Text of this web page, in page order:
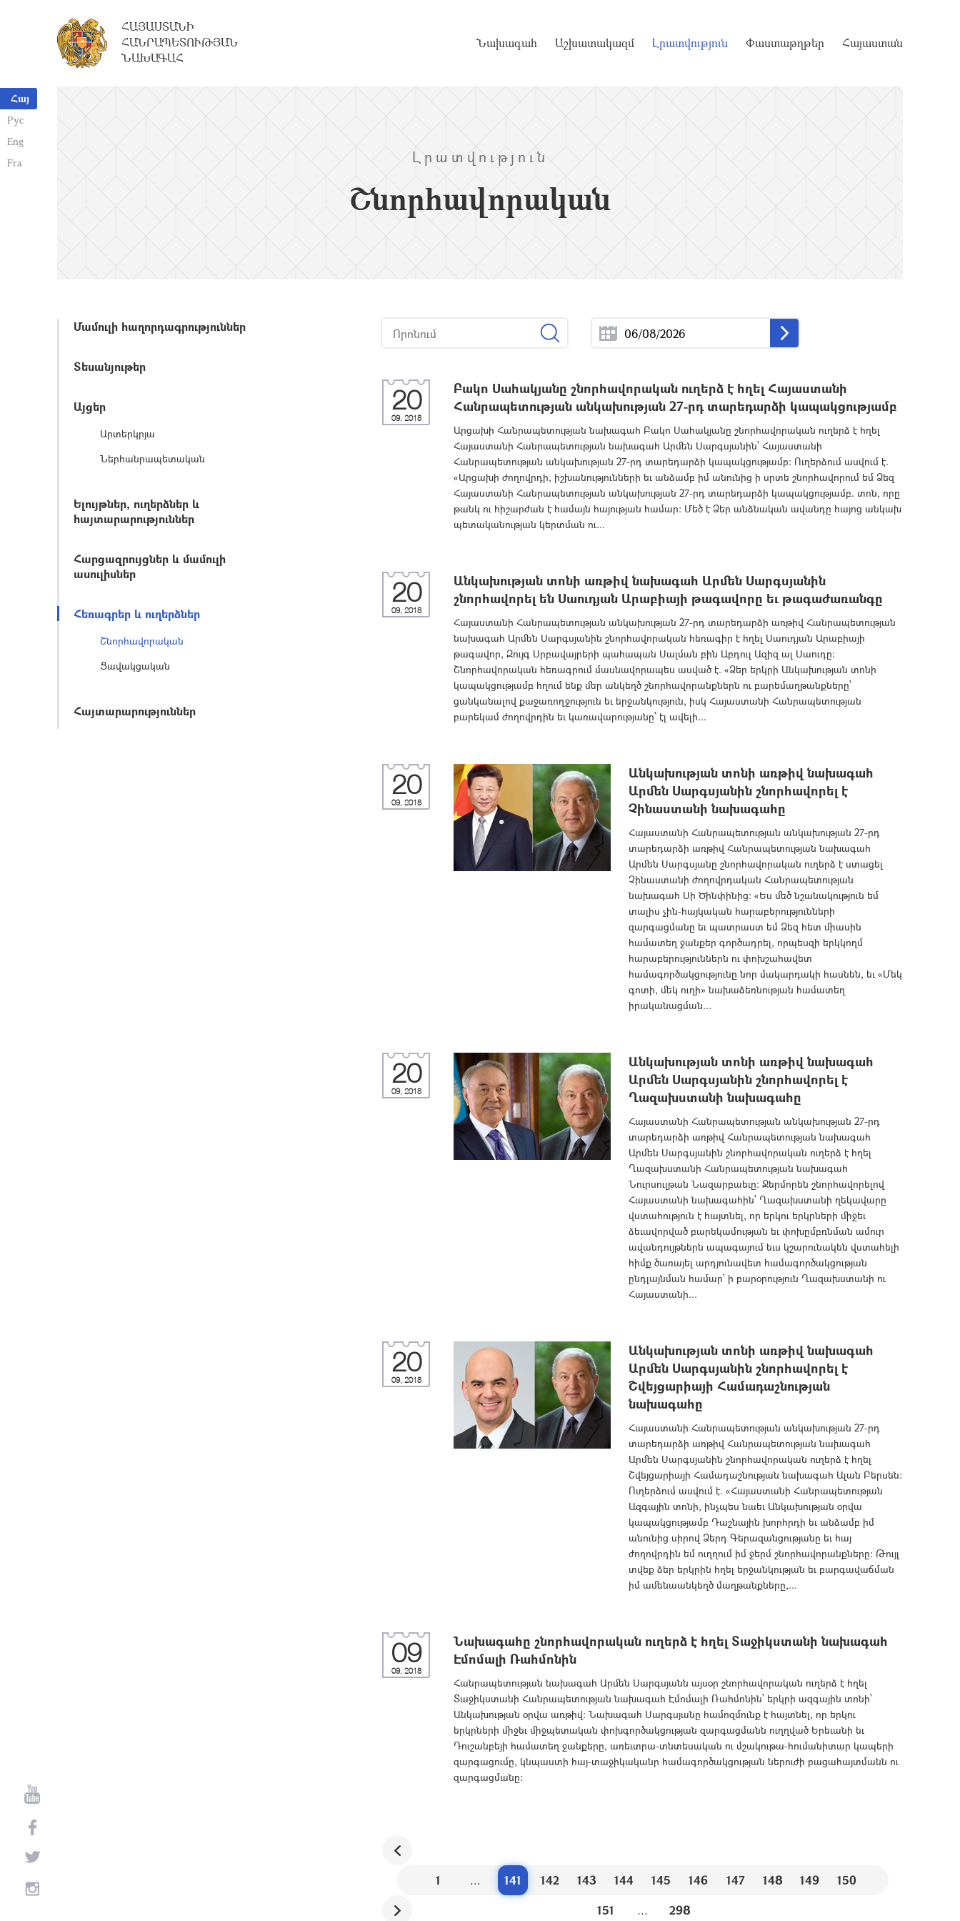
Հայ
Рус
Eng
Fra
ՀԱՅԱՍՏԱՆԻ
ՀԱՆՐԱՊԵՏՈՒԹՅԱՆ
ՆԱԽԱԳԱՀ
Նախագահ Աշխատակազմ Լրատվություն Փաստաթղթեր Հայաստան
Լրատվություն
Շնորհավորական
Մամուլի հաղորդագրություններ
Տեսանյութեր
Այցեր
Արտերկրյա
Ներհանրապետական
Ելույթներ, ուղերձներ և
հայտարարություններ
Հարցազրույցներ և մամուլի
ասուլիսներ
Հեռագրեր և ուղերձներ
Շնորհավորական
Ցավակցական
Հայտարարություններ
20
09, 2018
Բակո Սահակյանը շնորհավորական ուղերձ է հղել Հայաստանի
Հանրապետության անկախության 27-րդ տարեդարձի կապակցությամբ
Արցախի Հանրապետության նախագահ Բակո Սահակյանը շնորհավորական ուղերձ է հղել
Հայաստանի Հանրապետության նախագահ Արմեն Սարգսյանին՝ Հայաստանի
Հանրապետության անկախության 27-րդ տարեդարձի կապակցությամբ: Ուղերձում ասվում է.
«Արցախի ժողովրդի, իշխանությունների եւ անձամբ իմ անունից ի սրտե շնորհավորում եմ Ձեզ
Հայաստանի Հանրապետության անկախության 27-րդ տարեդարձի կապակցությամբ. տոն, որը
թանկ ու հիշարժան է համայն հայության համար: Մեծ է Ձեր անձնական ավանդը հայոց անկախ
պետականության կերտման ու...
20
09, 2018
Անկախության տոնի առթիվ նախագահ Արմեն Սարգսյանին
շնորհավորել են Սաուդյան Արաբիայի թագավորը եւ թագաժառանգը
Հայաստանի Հանրապետության անկախության 27-րդ տարեդարձի առթիվ Հանրապետության
նախագահ Արմեն Սարգսյանին շնորհավորական հեռագիր է հղել Սաուդյան Արաբիայի
թագավոր, Զույգ Սրբավայրերի պահապան Սալման բին Աբդուլ Ազիզ ալ Սաուդը:
Շնորհավորական հեռագրում մասնավորապես ասված է. «Ձեր երկրի Անկախության տոնի
կապակցությամբ հղում ենք մեր անկեղծ շնորհավորանքներն ու բարեմաղթանքները՝
ցանկանալով քաջառողջություն եւ երջանկություն, իսկ Հայաստանի Հանրապետության
բարեկամ ժողովրդին եւ կառավարությանը՝ էլ ավելի...
20
09, 2018
Անկախության տոնի առթիվ նախագահ
Արմեն Սարգսյանին շնորհավորել է
Չինաստանի նախագահը
Հայաստանի Հանրապետության անկախության 27-րդ
տարեդարձի առթիվ Հանրապետության նախագահ
Արմեն Սարգսյանը շնորհավորական ուղերձ է ստացել
Չինաստանի ժողովրդական Հանրապետության
նախագահ Սի Ծինփինից: «Ես մեծ նշանակություն եմ
տալիս չին-հայկական հարաբերությունների
զարգացմանը եւ պատրաստ եմ Ձեզ հետ միասին
համատեղ ջանքեր գործադրել, որպեսզի երկկողմ
հարաբերություններն ու փոխշահավետ
համագործակցությունը նոր մակարդակի հասնեն, եւ «Մեկ
գոտի, մեկ ուղի» նախաձեռնության համատեղ
իրականացման...
20
09, 2018
Անկախության տոնի առթիվ նախագահ
Արմեն Սարգսյանին շնորհավորել է
Ղազախստանի նախագահը
Հայաստանի Հանրապետության անկախության 27-րդ
տարեդարձի առթիվ Հանրապետության նախագահ
Արմեն Սարգսյանին շնորհավորական ուղերձ է հղել
Ղազախստանի Հանրապետության նախագահ
Նուրսուլթան Նազարբաեւը: Ջերմորեն շնորհավորելով
Հայաստանի նախագահին՝ Ղազախստանի ղեկավարը
վստահություն է հայտնել, որ երկու երկրների միջեւ
ձեւավորված բարեկամության եւ փոխըմբռնման ամուր
ավանդույթներն ապագայում եւս կշարունակեն վստահելի
հիմք ծառայել արդյունավետ համագործակցության
ընդլայնման համար՝ ի բարօրություն Ղազախստանի ու
Հայաստանի...
20
09, 2018
Անկախության տոնի առթիվ նախագահ
Արմեն Սարգսյանին շնորհավորել է
Շվեյցարիայի Համադաշնության
նախագահը
Հայաստանի Հանրապետության անկախության 27-րդ
տարեդարձի առթիվ Հանրապետության նախագահ
Արմեն Սարգսյանին շնորհավորական ուղերձ է հղել
Շվեյցարիայի Համադաշնության նախագահ Ալան Բերսեն:
Ուղերձում ասվում է. «Հայաստանի Հանրապետության
Ազգային տոնի, ինչպես նաեւ Անկախության օրվա
կապակցությամբ Դաշնային խորհրդի եւ անձամբ իմ
անունից սիրով Ձերդ Գերազանցությանը եւ հայ
ժողովրդին եմ ուղղում իմ ջերմ շնորհավորանքները: Թույլ
տվեք ձեր երկրին հղել երջանկության եւ բարգավաճման
իմ ամենաանկեղծ մաղթանքները,...
09
09, 2018
Նախագահը շնորհավորական ուղերձ է հղել Տաջիկստանի նախագահ
Էմոմալի Ռահմոնին
Հանրապետության նախագահ Արմեն Սարգսյանն այսօր շնորհավորական ուղերձ է հղել
Տաջիկստանի Հանրապետության նախագահ Էմոմալի Ռահմոնին՝ երկրի ազգային տոնի՝
Անկախության օրվա առթիվ: Նախագահ Սարգսյանը համոզմունք է հայտնել, որ երկու
երկրների միջեւ միջպետական փոխգործակցության զարգացմանն ուղղված Երեւանի եւ
Դուշանբեյի համատեղ ջանքերը, առեւտրա-տնտեսական ու մշակութա-հումանիտար կապերի
զարգացումը, կնպաստի հայ-տաջիկականր համագործակցության ներուժի բացահայտմանն ու
զարգացմանը։
1 ... 141 142 143 144 145 146 147 148 149
150
151
... 298